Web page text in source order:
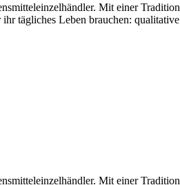
Mit einer
tägliches Leben brauchen:
Mit einer